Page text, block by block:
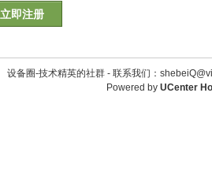
立即注册
设备圈-技术精英的社群 - 联系我们：
Powered by UCenter